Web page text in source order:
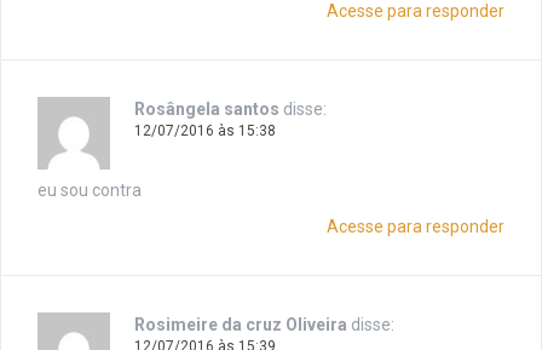
Acesse para responder
Rosângela santos disse:
12/07/2016 às 15:38
eu sou contra
Acesse para responder
Rosimeire da cruz Oliveira disse: